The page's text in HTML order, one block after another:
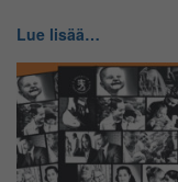
Lue lisää…